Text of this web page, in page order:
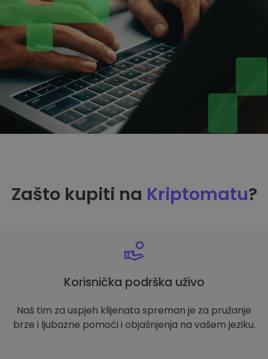
Zašto kupiti na Kriptomatu?
Korisnička podrška uživo
Naš tim za uspjeh klijenata spreman je za pružanje
brze i ljubazne pomoći i objašnjenja na vašem jeziku.